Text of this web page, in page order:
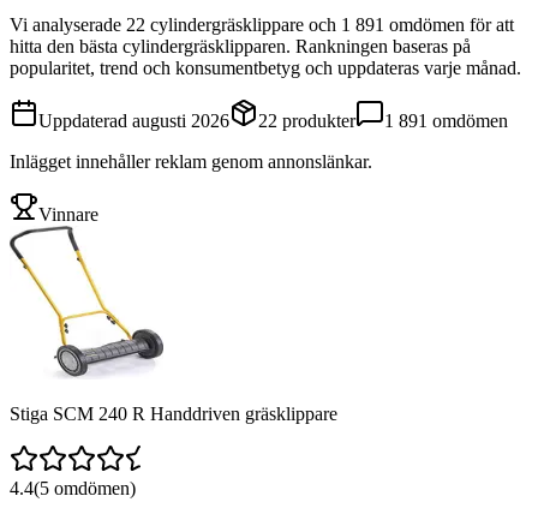
Vi analyserade 22 cylindergräsklippare och 1 891 omdömen för att
hitta den bästa cylindergräsklipparen. Rankningen baseras på
popularitet, trend och konsumentbetyg och uppdateras varje månad.
Uppdaterad augusti 2026 22 produkter 1 891 omdömen
Inlägget innehåller reklam genom annonslänkar.
Vinnare
Stiga SCM 240 R Handdriven gräsklippare
4.4(5 omdömen)